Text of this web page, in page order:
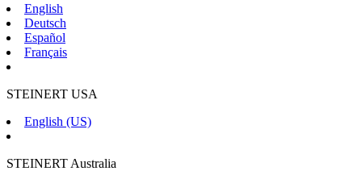
English
Deutsch
Español
Français
STEINERT USA
English (US)
STEINERT Australia